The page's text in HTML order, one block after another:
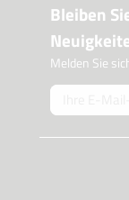
Bleiben
Melden Sie